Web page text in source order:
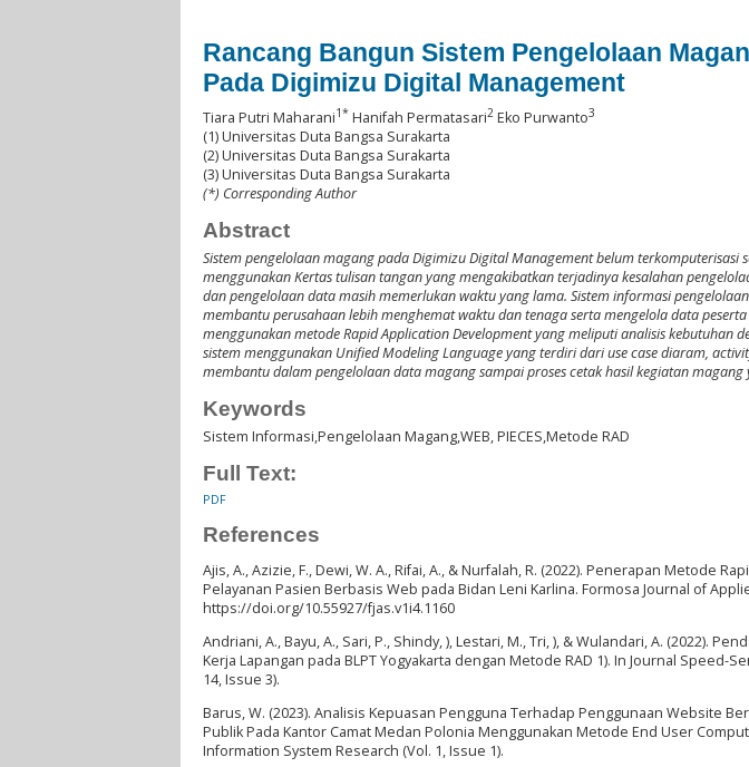
Rancang Bangun Sistem Pengelolaan
Pada Digimizu Digital Management
Tiara Putri Maharani1* Hanifah Permatasari2 Eko Purwanto3
(1) Universitas Duta Bangsa Surakarta
(2) Universitas Duta Bangsa Surakarta
(3) Universitas Duta Bangsa Surakarta
(*) Corresponding Author
Abstract
Sistem pengelolaan magang pada Digimizu Digital Management belum
menggunakan Kertas tulisan tangan yang mengakibatkan terjadinya kesalahan
dan pengelolaan data masih memerlukan waktu yang lama. Sistem informasi
membantu perusahaan lebih menghemat waktu dan tenaga serta mengelola data
menggunakan metode Rapid Application Development yang meliputi analisis kebutuhan
sistem menggunakan Unified Modeling Language yang terdiri dari use case diaram,
membantu dalam pengelolaan data magang sampai proses cetak hasil kegiatan
Keywords
Sistem Informasi,Pengelolaan Magang,WEB, PIECES,Metode RAD
Full Text:
PDF
References
Ajis, A., Azizie, F., Dewi, W. A., Rifai, A., & Nurfalah, R. (2022). Penerapan Metode
Pelayanan Pasien Berbasis Web pada Bidan Leni Karlina. Formosa Journal of
https://doi.org/10.55927/fjas.v1i4.1160
Andriani, A., Bayu, A., Sari, P., Shindy, ), Lestari, M., Tri, ), & Wulandari, A. (2022).
Kerja Lapangan pada BLPT Yogyakarta dengan Metode RAD 1). In Journal Speed-
14, Issue 3).
Barus, W. (2023). Analisis Kepuasan Pengguna Terhadap Penggunaan Website
Publik Pada Kantor Camat Medan Polonia Menggunakan Metode End User
Information System Research (Vol. 1, Issue 1).